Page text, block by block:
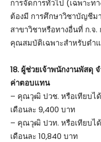
การจัดการทั่วไป (เฉพาะท
ต้องมี การศึกษาวิชาบัญชีม
สาขาวิชาหรือทางอื่นที่ ก.จ
คุณสมบัติเฉพาะสำหรับตำ
18. ผู้ช่วยเจ้าพนักงานพัสดุ
ค่าตอบแทน
– คุณวุฒิ ปวช. หรือเทียบไ
เดือนละ 9,400 บาท
– คุณวุฒิ ปวท. หรือเทียบไ
เดือนละ 10,840 บาท